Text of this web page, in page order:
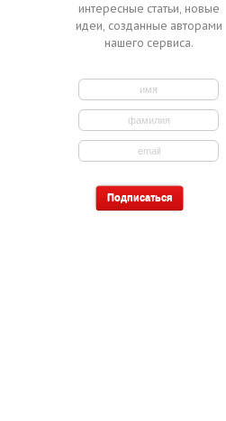
интересные статьи, новые
идеи, созданные авторами
нашего сервиса.